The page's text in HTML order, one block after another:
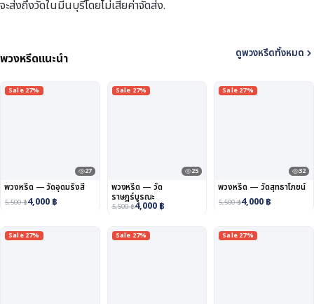
จะส่งถึงวัดในมีนบุรีโดยไม่เสียค่าจัดส่ง.
พวงหรีดแนะนำ ดูพวงหรีดทั้งหมด
Sale 27%
27
พวงหรีด — วัดอุดมรังสี
5,500฿4,000 ฿
Sale 27%
25
พวงหรีด — วัด
ราษฎร์บูรณะ
5,500฿4,000 ฿
Sale 27%
32
พวงหรีด — วัดสุทธาโภชน์
5,500฿4,000 ฿
Sale 27% Sale 27% Sale 27%